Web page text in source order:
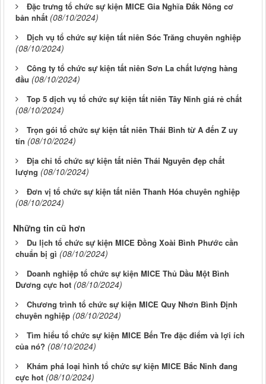
Đặc trưng tổ chức sự kiện MICE Gia Nghĩa Đắk Nông cơ
bản nhất (08/10/2024)
Dịch vụ tổ chức sự kiện tất niên Sóc Trăng chuyên nghiệp
(08/10/2024)
Công ty tổ chức sự kiện tất niên Sơn La chất lượng hàng
đầu (08/10/2024)
Top 5 dịch vụ tổ chức sự kiện tất niên Tây Ninh giá rẻ chất
(08/10/2024)
Trọn gói tổ chức sự kiện tất niên Thái Bình từ A đến Z uy
tín (08/10/2024)
Địa chỉ tổ chức sự kiện tất niên Thái Nguyên đẹp chất
lượng (08/10/2024)
Đơn vị tổ chức sự kiện tất niên Thanh Hóa chuyên nghiệp
(08/10/2024)
Những tin cũ hơn
Du lịch tổ chức sự kiện MICE Đồng Xoài Bình Phước cần
chuẩn bị gì (08/10/2024)
Doanh nghiệp tổ chức sự kiện MICE Thủ Dầu Một Bình
Dương cực hot (08/10/2024)
Chương trình tổ chức sự kiện MICE Quy Nhơn Bình Định
chuyên nghiệp (08/10/2024)
Tìm hiểu tổ chức sự kiện MICE Bến Tre đặc điểm và lợi ích
của nó? (08/10/2024)
Khám phá loại hình tổ chức sự kiện MICE Bắc Ninh đang
cực hot (08/10/2024)